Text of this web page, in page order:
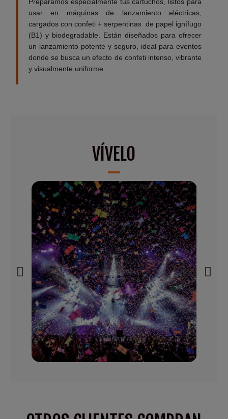
usar en máquinas de lanzamiento eléctricas,
cargados con confeti + serpentinas de papel ignífugo
(B1) y biodegradable. Están diseñados para ofrecer
un lanzamiento potente y seguro, ideal para eventos
donde se busca un efecto de confeti intenso, vibrante
y visualmente uniforme.
VÍVELO